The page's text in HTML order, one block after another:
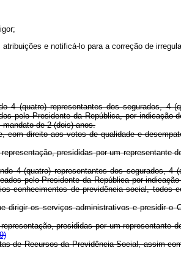
e notificá-lo para a correção de
(quatro) representantes dos segurados, 4
pelo Presidente da República, por
de 2 (dois) anos.
direito aos votos de qualidade e
presididas por um representante
4 (quatro) representantes dos segurados, 4
pelo Presidente da República por
conhecimentos de previdência social, todos
os serviços administrativos e presidir o
presididas por um representante
de Recursos da Previdência Social, assim